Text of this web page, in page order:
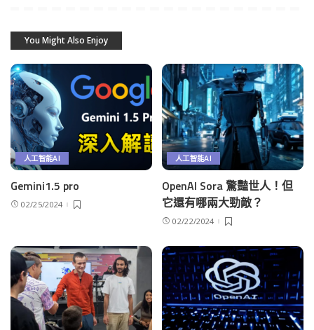
You Might Also Enjoy
人工智能AI
Gemini1.5 pro
02/25/2024
人工智能AI
OpenAI Sora 驚豔世人！但
它還有哪兩大勁敵？
02/22/2024